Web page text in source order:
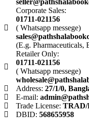
Corporate Sales:
01711-021156
( Whatsapp messege)
(E.g. Pharmaceuticals,
Retailer Only:
01711-021156
( Whatsapp messege)
Address: 27/1/0,
E-mail:
Trade License: TRAD/
DBID: 568655958